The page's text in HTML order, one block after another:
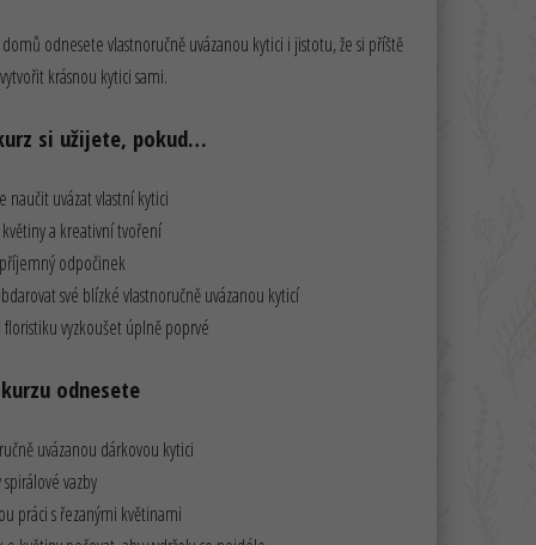
domů odnesete vlastnoručně uvázanou kytici i jistotu, že si příště
krásnou kytici sami.
si užijete, pokud…
naučit uvázat vlastní kytici
a kreativní tvoření
odpočinek
své blízké vlastnoručně uvázanou kyticí
floristiku vyzkoušet úplně poprvé
odnesete
uvázanou dárkovou kytici
vazby
práci s řezanými květinami